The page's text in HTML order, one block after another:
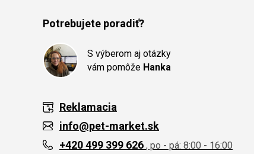
Potrebujete poradiť?
S výberom aj otázky
vám pomôže Hanka
Reklamacia
info@pet-market.sk
+420 499 399 626 , po - pá: 8:00 - 16:00